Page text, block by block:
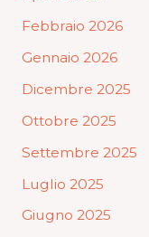
Febbraio 2026
Gennaio 2026
Dicembre 2025
Ottobre 2025
Settembre 2025
Luglio 2025
Giugno 2025